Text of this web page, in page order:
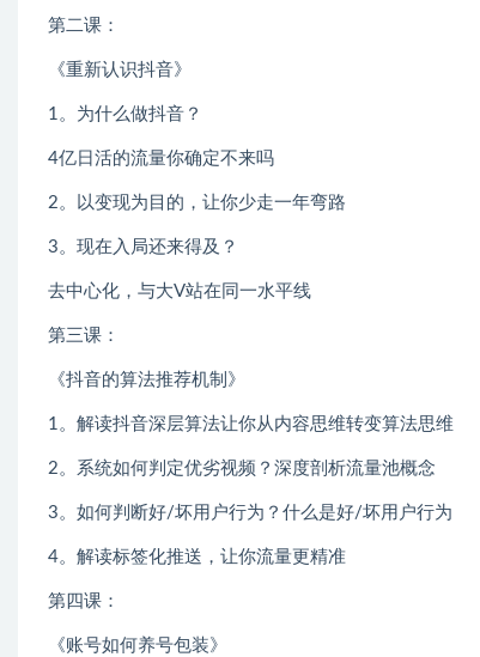
第二课：
《重新认识抖音》
1。为什么做抖音？
4亿日活的流量你确定不来吗
2。以变现为目的，让你少走一年弯路
3。现在入局还来得及？
去中心化，与大V站在同一水平线
第三课：
《抖音的算法推荐机制》
1。解读抖音深层算法让你从内容思维转变算法思维
2。系统如何判定优劣视频？深度剖析流量池概念
3。如何判断好/坏用户行为？什么是好/坏用户行为
4。解读标签化推送，让你流量更精准
第四课：
《账号如何养号包装》